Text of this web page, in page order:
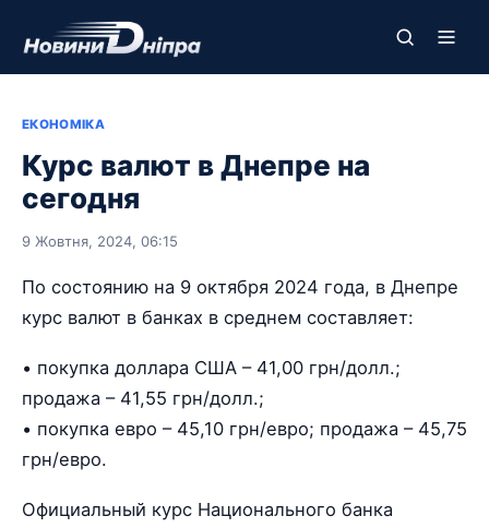
ЕКОНОМІКА
Курс валют в Днепре на
сегодня
9 Жовтня, 2024, 06:15
По состоянию на 9 октября 2024 года, в Днепре
курс валют в банках в среднем составляет:
• покупка доллара США – 41,00 грн/долл.;
продажа – 41,55 грн/долл.;
• покупка евро – 45,10 грн/евро; продажа – 45,75
грн/евро.
Официальный курс Национального банка